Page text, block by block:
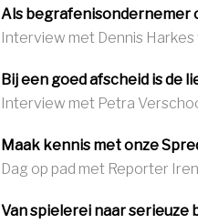
Als begrafenisondernemer
Interview met Dennis
Bij een goed afscheid is de
Interview met Petra
Maak kennis met onze
Dag op pad met Reporter
Van spielerei naar serieuze